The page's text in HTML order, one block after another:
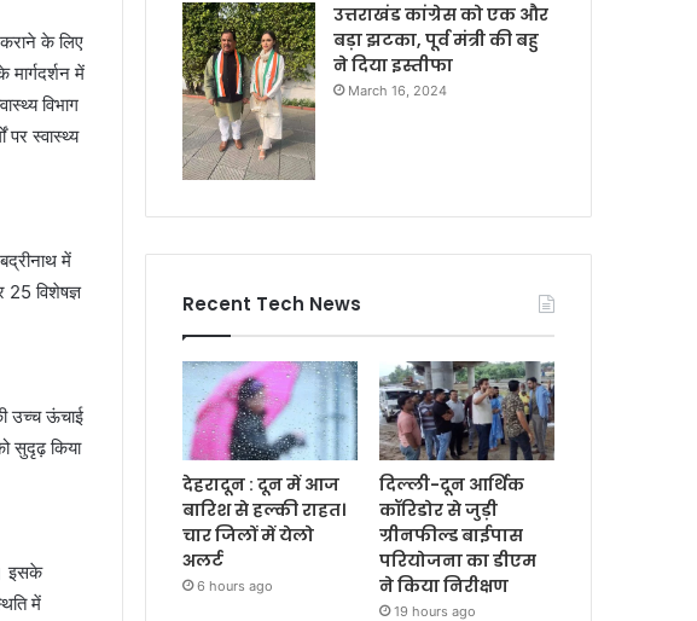
कराने के लिए
में
विभाग
पर स्वास्थ्य
में
25 विशेषज्ञ
उच्च ऊंचाई
सुदृढ़ किया
इसके
में
उत्तराखंड कांग्रेस को एक और
बड़ा झटका, पूर्व मंत्री की बहु
ने दिया इस्तीफा
March 16, 2024
Recent Tech News
देहरादून : दून में आज
बारिश से हल्की राहत।
चार जिलों में येलो
अलर्ट
6 hours ago
दिल्ली-दून आर्थिक
कॉरिडोर से जुड़ी
ग्रीनफील्ड बाईपास
परियोजना का डीएम
ने किया निरीक्षण
19 hours ago